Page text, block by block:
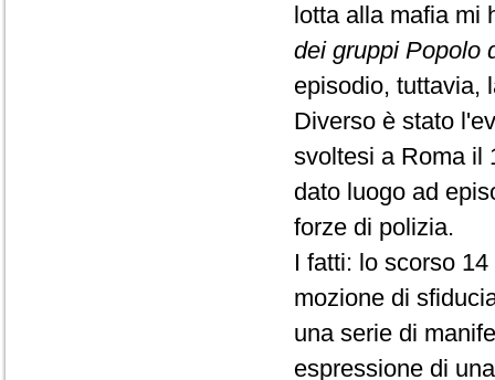
lotta alla mafia mi
dei gruppi Popolo
episodio, tuttavia,
Diverso è stato
svoltesi a Roma il
dato luogo ad
forze di polizia.
I fatti: lo scorso
mozione di
una serie di
espressione di